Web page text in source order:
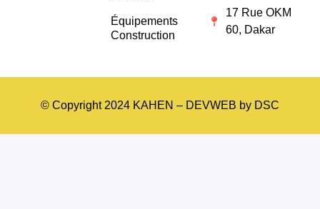
Équipements
Construction
17 Rue OKM
60, Dakar
© Copyright 2024 KAHEN – DEVWEB by DSC